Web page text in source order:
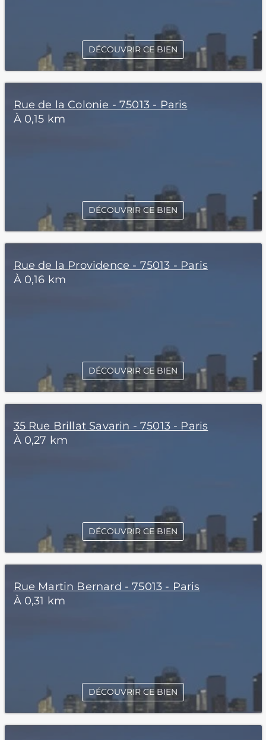
DÉCOUVRIR CE BIEN
Rue de la Colonie - 75013 - Paris
À 0,15 km
DÉCOUVRIR CE BIEN
Rue de la Providence - 75013 - Paris
À 0,16 km
DÉCOUVRIR CE BIEN
35 Rue Brillat Savarin - 75013 - Paris
À 0,27 km
DÉCOUVRIR CE BIEN
Rue Martin Bernard - 75013 - Paris
À 0,31 km
DÉCOUVRIR CE BIEN